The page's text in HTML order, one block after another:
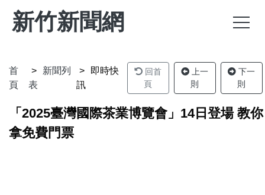
新竹新聞網
首
頁
新聞列
表
即時快
訊
回首
頁
上一
則
下一
則
「2025臺灣國際茶業博覽會」14日登場 教你
拿免費門票